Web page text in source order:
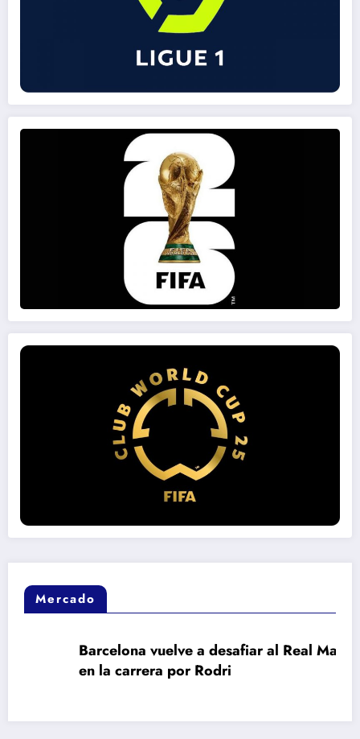
Mercado
Barcelona vuelve a desafiar al Real Madrid
en la carrera por Rodri